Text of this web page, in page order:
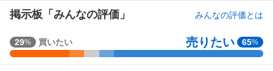
掲示板「みんなの評価」 みんなの評価とは
強
く
29% 買いたい 売りたい 65%